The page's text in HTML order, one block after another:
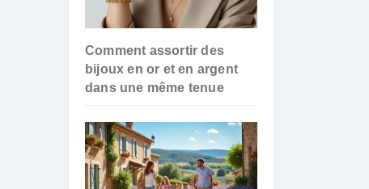
Comment assortir des
bijoux en or et en argent
dans une même tenue